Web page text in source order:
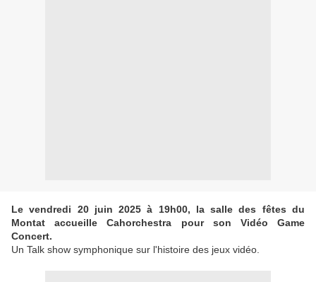
Le vendredi 20 juin 2025 à 19h00, la salle des fêtes du
Montat accueille Cahorchestra pour son Vidéo Game
Concert.
Un Talk show symphonique sur l'histoire des jeux vidéo.